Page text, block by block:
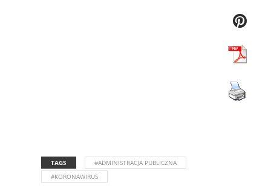
TAGS
#ADMINISTRACJA PUBLICZNA
#KORONAWIRUS